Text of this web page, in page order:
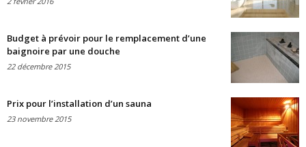
Budget à prévoir pour le remplacement d’une
baignoire par une douche
22 décembre 2015
Prix pour l’installation d’un sauna
23 novembre 2015